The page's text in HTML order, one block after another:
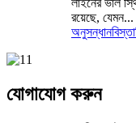
রয়েছে, যেমন...
অনুসন্ধান
যোগাযোগ করুন